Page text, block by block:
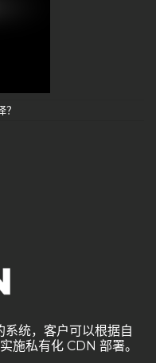
统，客户可以根据自
施私有化 CDN 部署。